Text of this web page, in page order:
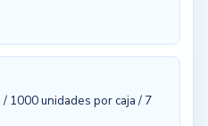
1000 unidades por caja / 7